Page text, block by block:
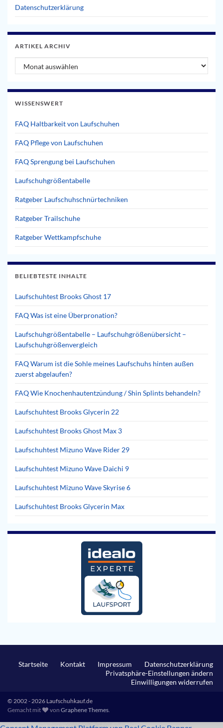
Datenschutzerklärung
ARTIKEL ARCHIV
Artikel Archiv
WISSENSWERT
FAQ Haltbarkeit von Laufschuhen
FAQ Pflege von Laufschuhen
FAQ Sprengung bei Laufschuhen
Laufschuhgrößentabelle
Ratgeber Laufschuhschnürtechniken
Ratgeber Trailschuhe
Ratgeber Wettkampfschuhe
BELIEBTESTE INHALTE
Laufschuhtest Brooks Ghost 17
FAQ Was ist eine Überpronation?
Laufschuhgrößentabelle – Laufschuhgrößenübersicht –
Laufschuhgrößenvergleich
FAQ Warum ist die Sohle meines Laufschuhs hinten außen
zuerst abgelaufen?
FAQ Wie Knochenhautentzündung / Shin Splints behandeln?
Laufschuhtest Brooks Glycerin 22
Laufschuhtest Brooks Ghost Max 3
Laufschuhtest Mizuno Wave Rider 29
Laufschuhtest Mizuno Wave Daichi 9
Laufschuhtest Mizuno Wave Skyrise 6
Laufschuhtest Brooks Glycerin Max
Startseite Kontakt Impressum
Datenschutzerklärung
Privatsphäre-Einstellungen ändern
Einwilligungen widerrufen
© 2002 - 2026 Laufschuhkauf.de
Gemacht mit
vonGraphene Themes.